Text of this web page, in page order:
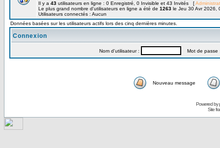
Il y a 43 utilisateurs en ligne : 0 Enregistré, 0 Invisible et 43 Invités [
Le plus grand nombre d'utilisateurs en ligne a été de 1263 le Jeu 30 Avr 2026,
Utilisateurs connectés : Aucun
Données basées sur les utilisateurs actifs lors des cinq dernières minutes.
Connexion
Nom d'utilisateur : Mot de passe
Nouveau message
Powered by
Site